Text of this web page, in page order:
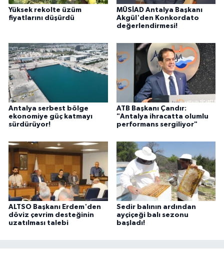
Yüksek rekolte üzüm
fiyatlarını düşürdü
MÜSİAD Antalya Başkanı
Akgül'den Konkordato
değerlendirmesi!
Antalya serbest bölge
ekonomiye güç katmayı
sürdürüyor!
ATB Başkanı Çandır:
"Antalya ihracatta olumlu
performans sergiliyor"
ALTSO Başkanı Erdem'den
döviz çevrim desteğinin
uzatılması talebi
Sedir balının ardından
ayçiçeği balı sezonu
başladı!